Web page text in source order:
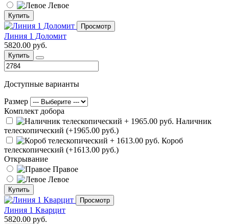
Левое
Купить
Просмотр
Линия 1 Доломит
5820.00 руб.
Купить
Доступные варианты
Размер
Комплект добора
Наличник
телескопический (+1965.00 руб.)
Короб
телескопический (+1613.00 руб.)
Открывание
Правое
Левое
Купить
Просмотр
Линия 1 Кварцит
5820.00 руб.